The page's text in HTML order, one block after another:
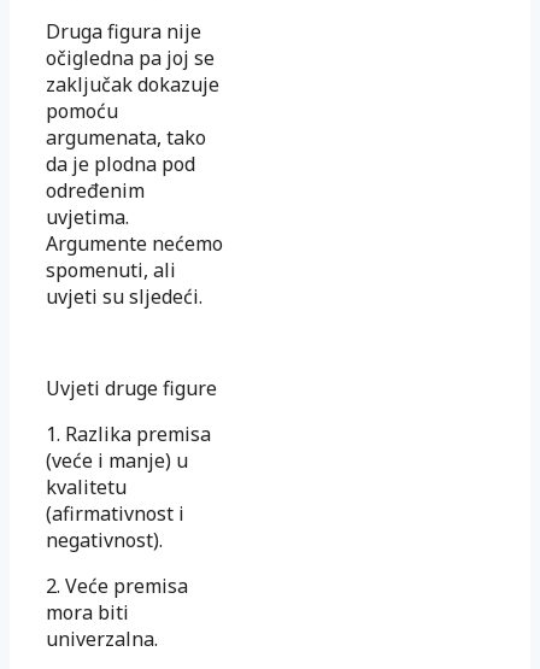
Druga figura nije
očigledna pa joj se
zaključak dokazuje
pomoću
argumenata, tako
da je plodna pod
određenim
uvjetima.
Argumente nećemo
spomenuti, ali
uvjeti su sljedeći.
Uvjeti druge figure
1. Razlika premisa
(veće i manje) u
kvalitetu
(afirmativnost i
negativnost).
2. Veće premisa
mora biti
univerzalna.